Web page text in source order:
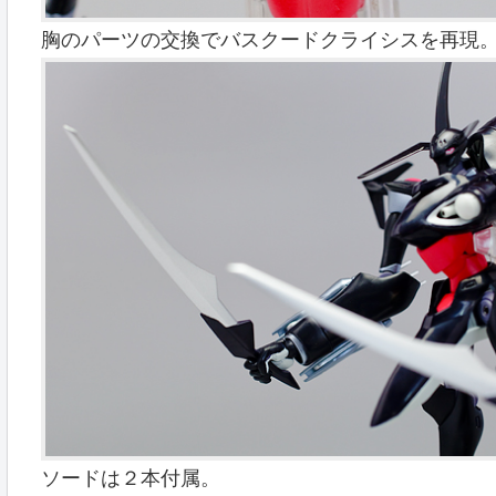
胸のパーツの交換でバスクードクライシスを再現
ソードは２本付属。